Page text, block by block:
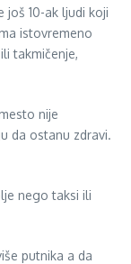
10-ak ljudi koji
istovremeno
takmičenje,
nije
da ostanu zdravi.
nego taksi ili
putnika a da